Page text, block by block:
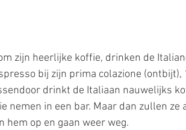
zijn heerlijke koffie, drinken de
bij zijn prima colazione (ontbijt),
drinkt de Italiaan nauwelijks
nemen in een bar. Maar dan zullen ze
op en gaan weer weg.